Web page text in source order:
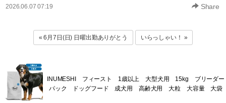
2026.06.07 07:19 Share
« 6月7日(日) 日曜出勤ありがとう いらっしゃい！ »
INUMESHI フィースト 1歳以上 大型犬用 15kg ブリーダー
パック ドッグフード 成犬用 高齢犬用 大粒 大容量 大袋